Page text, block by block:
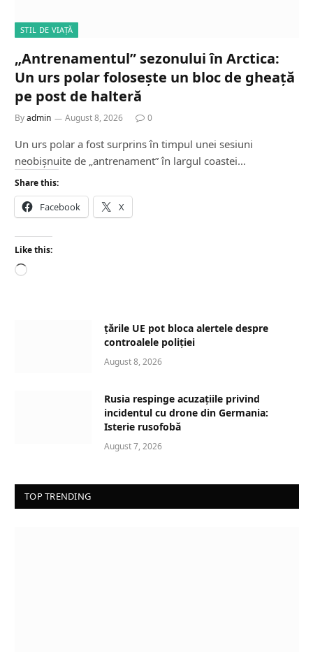
STIL DE VIAȚĂ
„Antrenamentul” sezonului în Arctica:
Un urs polar folosește un bloc de gheață
pe post de halteră
Byadmin August 8, 2026 0
Un urs polar a fost surprins în timpul unei sesiuni
neobișnuite de „antrenament” în largul coastei…
Share this:
Facebook X
Like this:
L
țările UE pot bloca alertele despre
controalele poliției
August 8, 2026
Rusia respinge acuzațiile privind
incidentul cu drone din Germania:
Isterie rusofobă
August 7, 2026
TOP TRENDING